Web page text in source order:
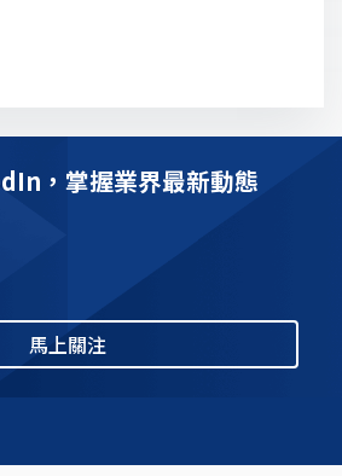
，掌握業界最新動態
馬上關注